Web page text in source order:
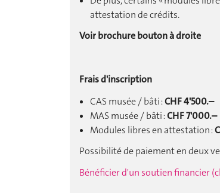
attestation de crédits.
Voir brochure bouton à droite
Frais d'inscription
CAS musée / bâti :CHF 4'500.–
MAS musée / bâti :CHF 7'000.–
Modules libres en attestation :
Possibilité de paiement en deux
Bénéficier d'un soutien financier